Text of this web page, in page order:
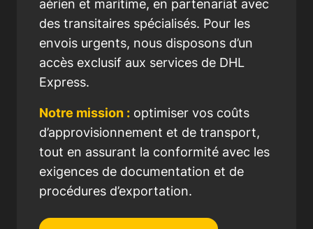
aérien et maritime, en partenariat avec
des transitaires spécialisés. Pour les
envois urgents, nous disposons d’un
accès exclusif aux services de DHL
Express.
Notre mission : optimiser vos coûts
d’approvisionnement et de transport,
tout en assurant la conformité avec les
exigences de documentation et de
procédures d’exportation.